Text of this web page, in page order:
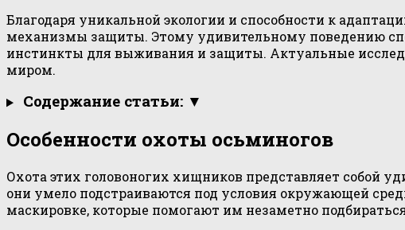
Благодаря уникальной экологии и способности к
механизмы защиты. Этому удивительному поведению
инстинкты для выживания и защиты. Актуальные
миром.
Содержание статьи: ▼
Особенности охоты осьминогов
Охота этих головоногих хищников представляет собой
они умело подстраиваются под условия окружающей
маскировке, которые помогают им незаметно